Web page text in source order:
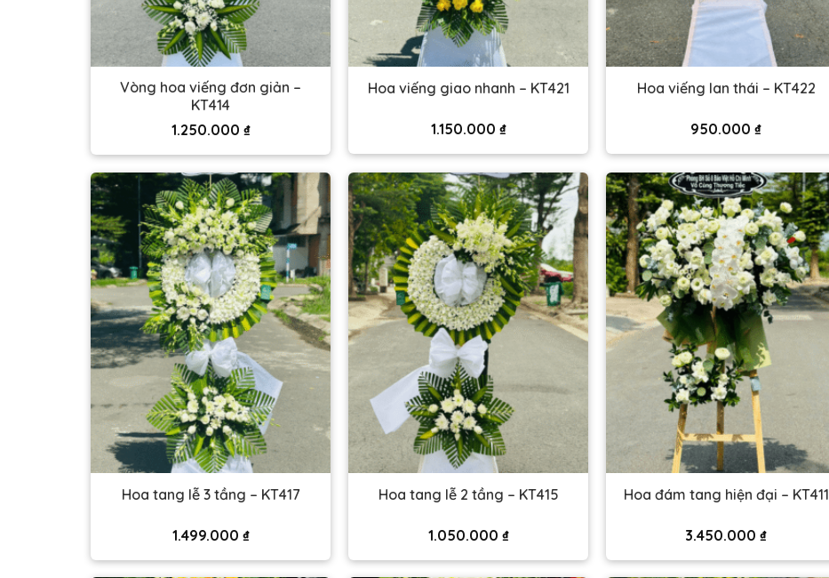
Vòng hoa viếng đơn giản –
KT414
1.250.000 ₫
Hoa viếng giao nhanh – KT421
1.150.000 ₫
Hoa viếng lan thái – KT422
950.000 ₫
Hoa tang lễ 3 tầng – KT417
1.499.000 ₫
Hoa tang lễ 2 tầng – KT415
1.050.000 ₫
Hoa đám tang hiện đại – KT411
3.450.000 ₫